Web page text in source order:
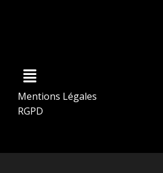
Menu
Mentions Légales
RGPD